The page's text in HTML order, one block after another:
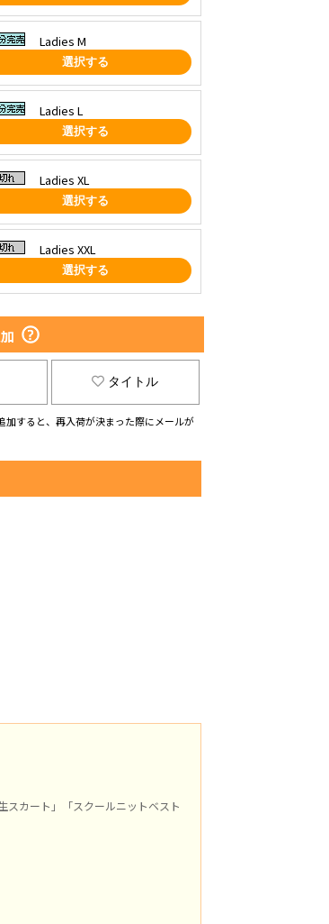
Ladies M
選択する
Ladies L
選択する
Ladies XL
選択する
Ladies XXL
選択する
タイトル
すると、再入荷が決まった際にメールが
カート」「スクールニットベスト